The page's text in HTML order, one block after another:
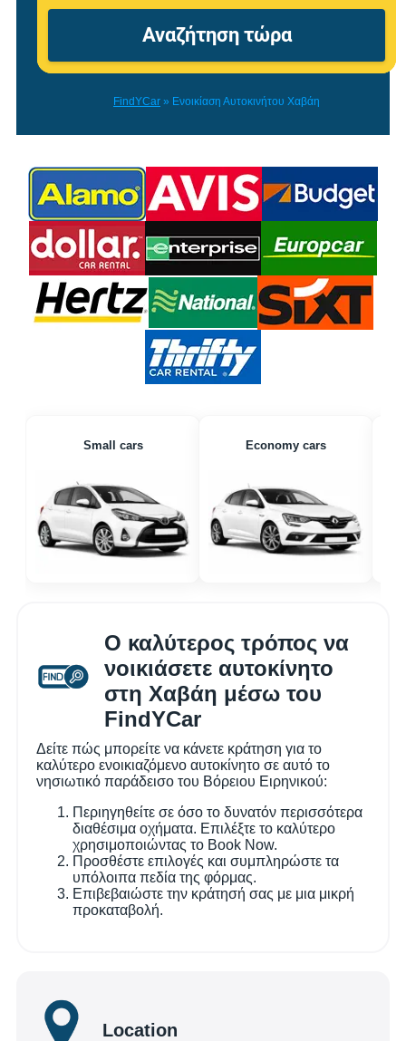
FindYCar » Ενοικίαση Αυτοκινήτου Χαβάη
Small cars Economy cars
Ο καλύτερος τρόπος να
νοικιάσετε αυτοκίνητο
στη Χαβάη μέσω του
FindYCar
Δείτε πώς μπορείτε να κάνετε κράτηση για το
καλύτερο ενοικιαζόμενο αυτοκίνητο σε αυτό το
νησιωτικό παράδεισο του Βόρειου Ειρηνικού:
Περιηγηθείτε σε όσο το δυνατόν περισσότερα
διαθέσιμα οχήματα. Επιλέξτε το καλύτερο
χρησιμοποιώντας το Book Now.
Προσθέστε επιλογές και συμπληρώστε τα
υπόλοιπα πεδία της φόρμας.
Επιβεβαιώστε την κράτησή σας με μια μικρή
προκαταβολή.
Location